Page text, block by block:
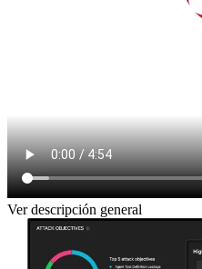
Ver descripción general